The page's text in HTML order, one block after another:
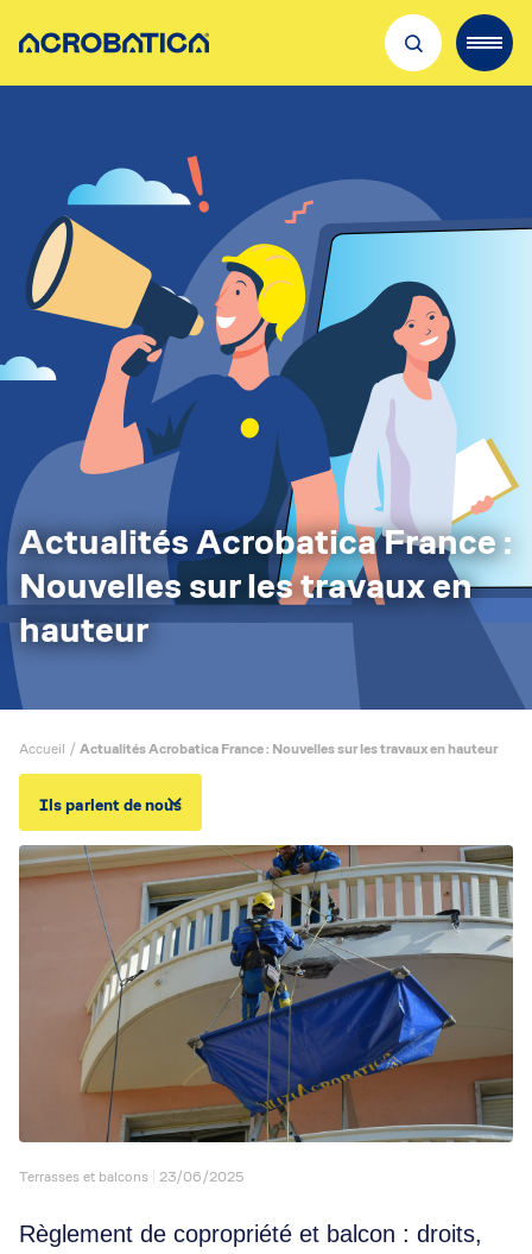
Nos métiers
Recrutement
Où nous trouver
Qualité & sécurité
Actualités
Actualités Acrobatica France :
Nouvelles sur les travaux en
hauteur
Accueil / Actualités Acrobatica France : Nouvelles sur les travaux en hauteur
Ils parlent de nous
Terrasses et balcons 23/06/2025
Règlement de copropriété et balcon : droits,